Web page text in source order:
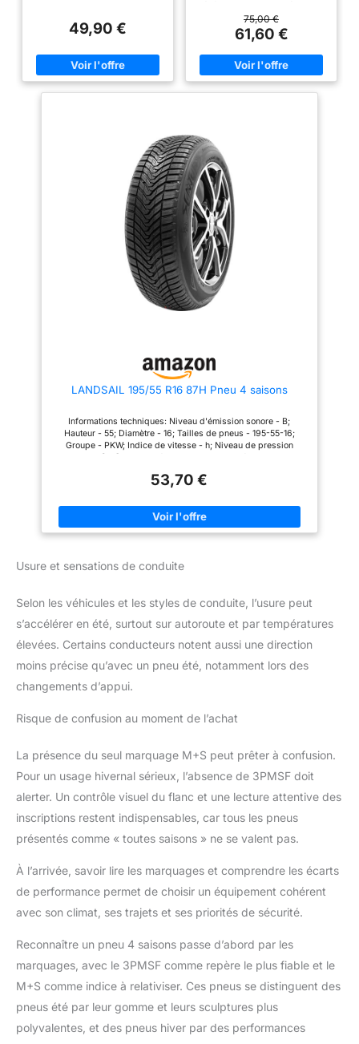
49,90 €
produit.
75,00 €
61,60 €
LANDSAIL 195/55 R16 87H Pneu 4 saisons
Informations techniques: Niveau d'émission sonore - B;
Hauteur - 55; Diamètre - 16; Tailles de pneus - 195-55-16;
Groupe - PKW; Indice de vitesse - h; Niveau de pression
acoustique [dB] - 72; Adhérence sur sol mouillé - B; Largeur -
Adhérence sur la neige - 1; Largeur de pneu - 195; Type - pkw;
- r; Saison - gan; Indice de charge - 87; Indice de vitesse - H;
Efficacité énergétique - C Vérification rapide de la
compatibilité en un seul jour ouvrable : vous n'êtes pas sûr que
VIN). Notre équipe d'experts verificera la compatibilité et vous
compatible avec votre véhicule à l'aide des données de votre
53,70 €
Usure et sensations de conduite
Selon les véhicules et les styles de conduite, l’usure peut
s’accélérer en été, surtout sur autoroute et par températures
élevées. Certains conducteurs notent aussi une direction
moins précise qu’avec un pneu été, notamment lors des
changements d’appui.
Risque de confusion au moment de l’achat
La présence du seul marquage M+S peut prêter à confusion.
Pour un usage hivernal sérieux, l’absence de 3PMSF doit
alerter. Un contrôle visuel du flanc et une lecture attentive des
inscriptions restent indispensables, car tous les pneus
présentés comme « toutes saisons » ne se valent pas.
À l’arrivée, savoir lire les marquages et comprendre les écarts
de performance permet de choisir un équipement cohérent
avec son climat, ses trajets et ses priorités de sécurité.
Reconnaître un pneu 4 saisons passe d’abord par les
marquages, avec le 3PMSF comme repère le plus fiable et le
M+S comme indice à relativiser. Ces pneus se distinguent des
pneus été par leur gomme et leurs sculptures plus
polyvalentes, et des pneus hiver par des performances